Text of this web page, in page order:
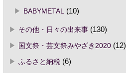
BABYMETAL
(10)
その他・日々の出来事(130)
国文祭・芸文祭みやざき2020(12)
ふるさと納税(6)